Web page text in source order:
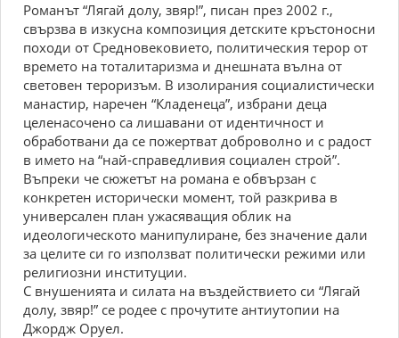
Романът “Лягай долу, звяр!”, писан през 2002 г.,
свързва в изкусна композиция детските кръстоносни
походи от Средновековието, политическия терор от
времето на тоталитаризма и днешната вълна от
световен тероризъм. В изолирания социалистически
манастир, наречен “Кладенеца”, избрани деца
целенасочено са лишавани от идентичност и
обработвани да се пожертват доброволно и с радост
в името на “най-справедливия социален строй”.
Въпреки че сюжетът на романа е обвързан с
конкретен исторически момент, той разкрива в
универсален план ужасяващия облик на
идеологическото манипулиране, без значение дали
за целите си го използват политически режими или
религиозни институции.
С внушенията и силата на въздействието си “Лягай
долу, звяр!” се родее с прочутите антиутопии на
Джордж Оруел.